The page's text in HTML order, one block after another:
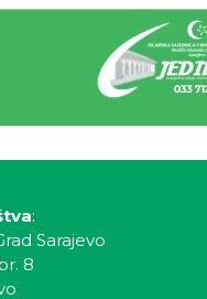
:
Sarajevo
8